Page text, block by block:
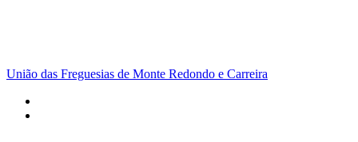
União das Freguesias de Monte Redondo e Carreira